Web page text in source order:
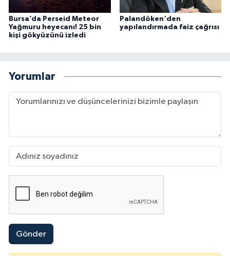
Bursa’da Perseid Meteor
Yağmuru heyecanı! 25 bin
kişi gökyüzünü izledi
Palandöken'den
yapılandırmada faiz çağrısı
Yorumlar
Gönder